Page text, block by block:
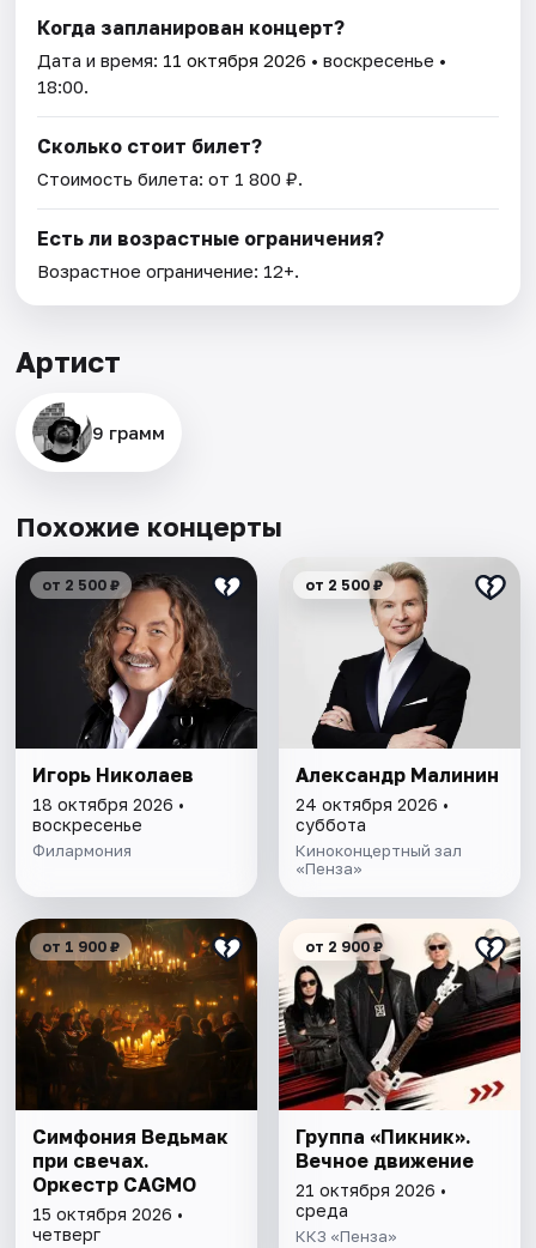
Когда запланирован концерт?
Дата и время: 11 октября 2026 • воскресенье •
18:00.
Сколько стоит билет?
Стоимость билета: от 1 800 ₽.
Есть ли возрастные ограничения?
Возрастное ограничение: 12+.
Артист
9 грамм
Похожие концерты
от 2 500 ₽
Игорь Николаев
18 октября 2026 •
воскресенье
Филармония
от 2 500 ₽
Александр Малинин
24 октября 2026 •
суббота
Киноконцертный зал
«Пенза»
от 1 900 ₽
Симфония Ведьмак
при свечах.
Оркестр CAGMO
15 октября 2026 •
четверг
от 2 900 ₽
Группа «Пикник».
Вечное движение
21 октября 2026 •
среда
ККЗ «Пенза»